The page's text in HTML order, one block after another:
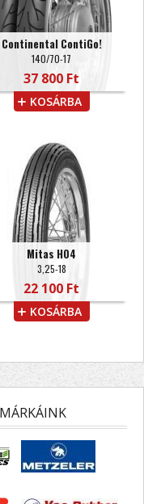
Continental ContiGo!
140/70-17
37 800 Ft
KOSÁRBA
Mitas H04
3,25-18
22 100 Ft
KOSÁRBA